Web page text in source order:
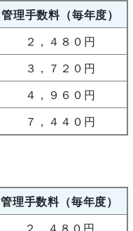
管理手数料（毎年度）
２，４８０円
３，７２０円
４，９６０円
７，４４０円
管理手数料（毎年度）